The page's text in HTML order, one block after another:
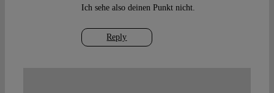
Reply
Ich sehe also deinen Punkt nicht.